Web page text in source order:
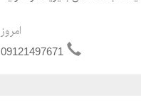
امروز
09121497671